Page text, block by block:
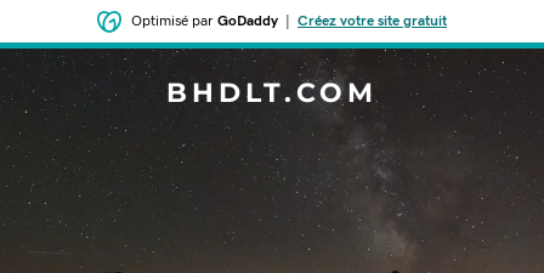
Optimisé par GoDaddy Créez votre site gratuit
BHDLT.COM